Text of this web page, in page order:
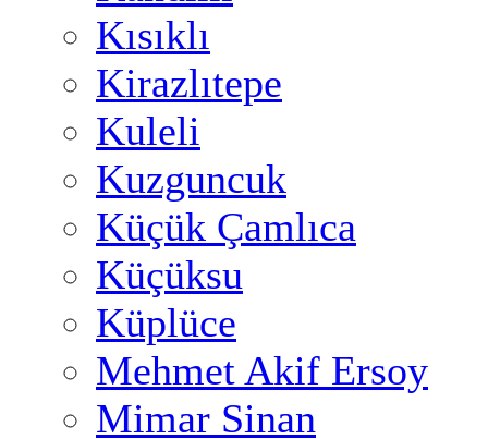
Kısıklı
Kirazlıtepe
Kuleli
Kuzguncuk
Küçük Çamlıca
Küçüksu
Küplüce
Mehmet Akif Ersoy
Mimar Sinan